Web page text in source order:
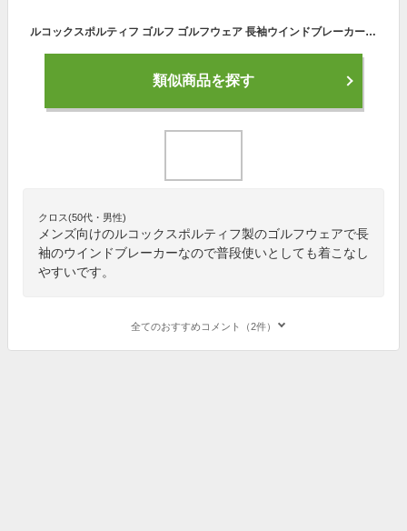
ルコックスポルティフ ゴルフ ゴルフウェア 長袖ウインドブレーカー 春 夏 【ストレッチフォーサー】2WAYブルゾン (QGMXJK00) メンズ le coq sportif GOLF
類似商品を探す
クロス(50代・男性)
メンズ向けのルコックスポルティフ製のゴルフウェアで長
袖のウインドブレーカーなので普段使いとしても着こなし
やすいです。
全てのおすすめコメント（2件）